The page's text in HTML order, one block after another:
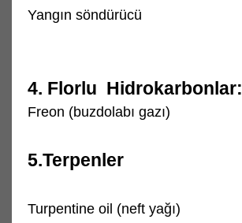
Yangın söndürücü
4. Florlu Hidrokarbonlar:
Freon (buzdolabı gazı)
5.Terpenler
Turpentine oil (neft yağı)